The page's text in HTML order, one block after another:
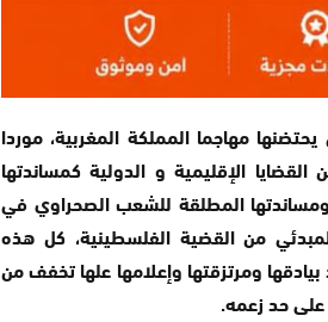
مهاجما المملكة المغربية، موردا
الإقليمية و الدولية كمساندتها
المطلقة للشعب الصحراوي في
من القضية الفلسطينية، كل هذه
بيادقها ومرتزقتها وإعلامها علها تخفف من
حد زعمه.